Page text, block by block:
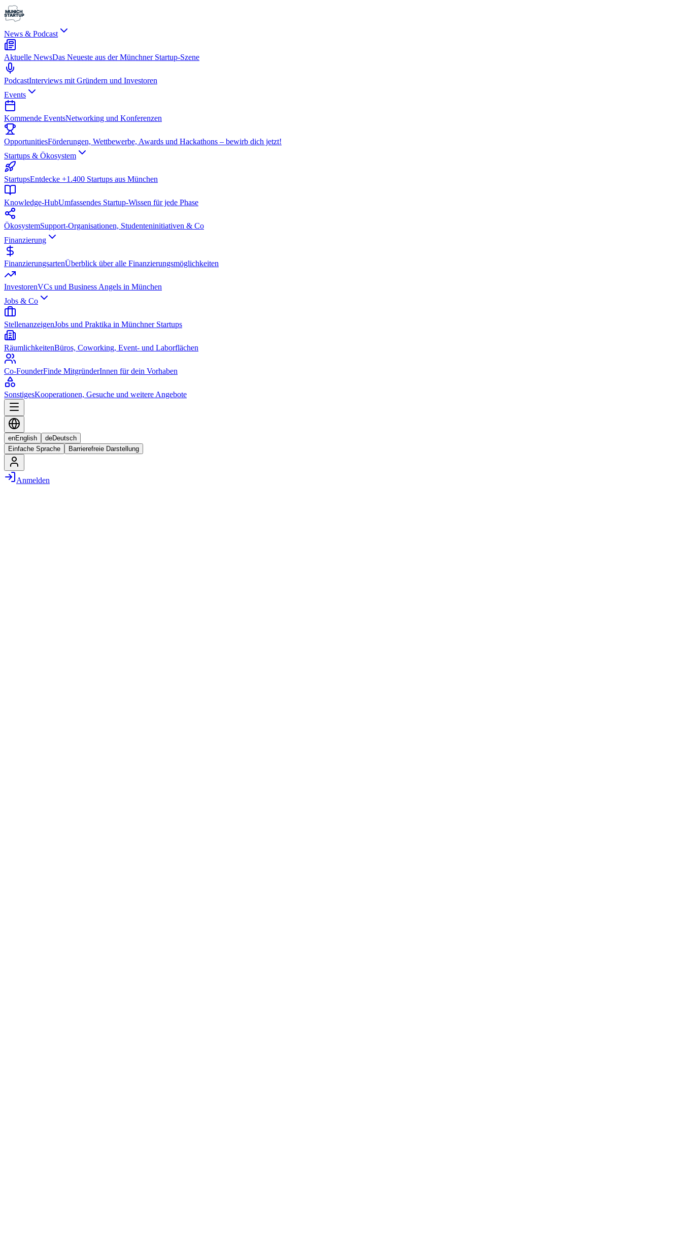
News & Podcast
Aktuelle NewsDas Neueste aus der Münchner Startup-Szene
PodcastInterviews mit Gründern und Investoren
Events
Kommende EventsNetworking und Konferenzen
OpportunitiesFörderungen, Wettbewerbe, Awards und Hackathons – bewirb dich jetzt!
Startups & Ökosystem
StartupsEntdecke +1.400 Startups aus München
Knowledge-HubUmfassendes Startup-Wissen für jede Phase
ÖkosystemSupport-Organisationen, Studenteninitiativen & Co
Finanzierung
FinanzierungsartenÜberblick über alle Finanzierungsmöglichkeiten
InvestorenVCs und Business Angels in München
Jobs & Co
StellenanzeigenJobs und Praktika in Münchner Startups
RäumlichkeitenBüros, Coworking, Event- und Laborflächen
Co-FounderFinde MitgründerInnen für dein Vorhaben
SonstigesKooperationen, Gesuche und weitere Angebote
enEnglish deDeutsch
Einfache Sprache
Barrierefreie Darstellung
Anmelden